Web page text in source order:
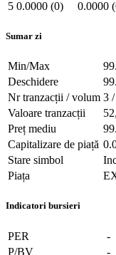
5 0.0000 (0) 0.0000
Sumar zi
Min/Max
Deschidere
Nr tranzacții / volum 3
Valoare tranzacții
Preț mediu
Capitalizare de piață
Stare simbol
Piața
Indicatori bursieri
PER
-
P/BV
-